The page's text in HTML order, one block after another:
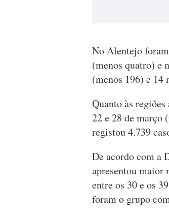
No Alentejo
(menos quatro) e
(menos 196) e
Quanto às
22 e 28 de março
registou 4.739
De acordo com a
apresentou maior
entre os 30 e os
foram o grupo